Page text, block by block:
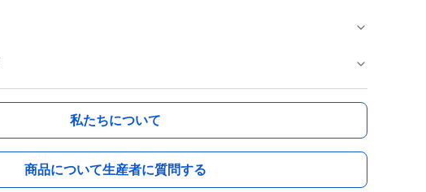
私たちについて
商品について生産者に質問する